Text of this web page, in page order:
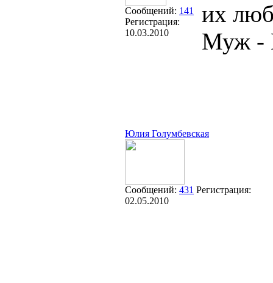
Сообщений: 141
Регистрация:
10.03.2010
их
Муж -
Юлия Голумбевская
Сообщений: 431 Регистрация:
02.05.2010